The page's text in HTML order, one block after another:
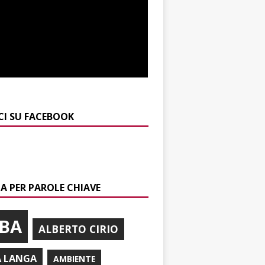
SU FACEBOOK
PER PAROLE CHIAVE
ALBERTO CIRIO
LANGA AMBIENTE